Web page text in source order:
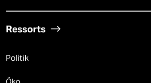
Ressorts
Politik